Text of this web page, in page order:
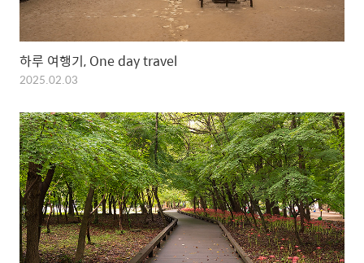
하루 여행기, One day travel
2025.02.03